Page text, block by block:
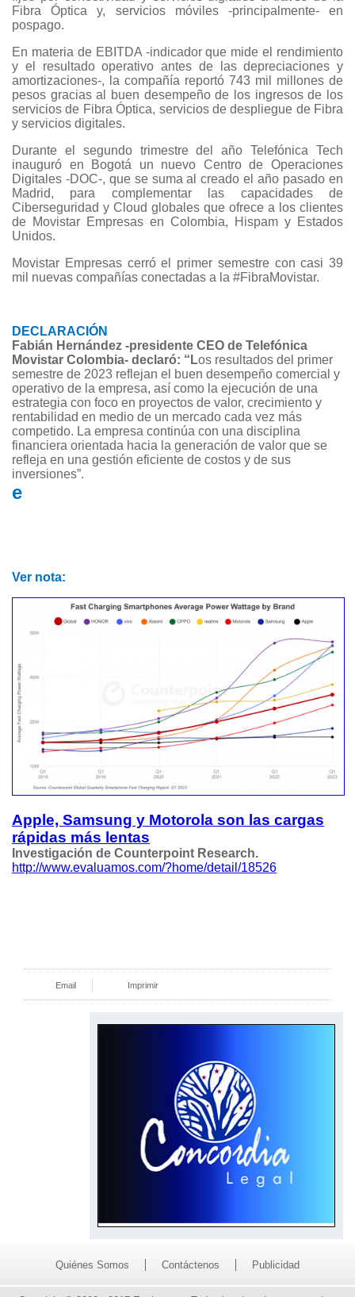
Fibra Óptica y, servicios móviles -principalmente- en
pospago.
En materia de EBITDA -indicador que mide el rendimiento
y el resultado operativo antes de las depreciaciones y
amortizaciones-, la compañía reportó 743 mil millones de
pesos gracias al buen desempeño de los ingresos de los
servicios de Fibra Óptica, servicios de despliegue de Fibra
y servicios digitales.
Durante el segundo trimestre del año Telefónica Tech
inauguró en Bogotá un nuevo Centro de Operaciones
Digitales -DOC-, que se suma al creado el año pasado en
Madrid, para complementar las capacidades de
Ciberseguridad y Cloud globales que ofrece a los clientes
de Movistar Empresas en Colombia, Hispam y Estados
Unidos.
Movistar Empresas cerró el primer semestre con casi 39
mil nuevas compañías conectadas a la #FibraMovistar.
DECLARACIÓN
Fabián Hernández -presidente CEO de Telefónica
Movistar Colombia- declaró: “ Los resultados del primer
semestre de 2023 reflejan el buen desempeño comercial y
operativo de la empresa, así como la ejecución de una
estrategia con foco en proyectos de valor, crecimiento y
rentabilidad en medio de un mercado cada vez más
competido. La empresa continúa con una disciplina
financiera orientada hacia la generación de valor que se
refleja en una gestión eficiente de costos y de sus
inversiones”.
e
Ver nota:
Apple, Samsung y Motorola son las cargas
rápidas más lentas
Investigación de Counterpoint Research.
http://www.evaluamos.com/?home/detail/18526
Email Imprimir
Quiénes Somos Contáctenos Publicidad